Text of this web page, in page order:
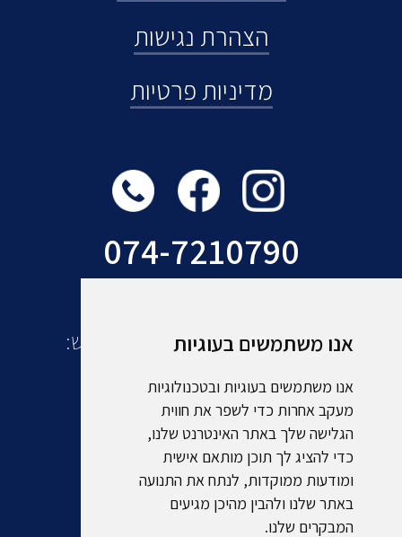
אנו משתמשים בעוגיות
אנו משתמשים בעוגיות ובטכנולוגיות
מעקב אחרות כדי לשפר את חווית
הגלישה שלך באתר האינטרנט שלנו,
כדי להציג לך תוכן מותאם אישית
ומודעות ממוקדות, לנתח את התנועה
באתר שלנו ולהבין מהיכן מגיעים
המבקרים שלנו.
הצהרת נגישות
מדיניות פרטיות
074-7210790
עוד מקבוצת אמסלם תיירות ונופש: